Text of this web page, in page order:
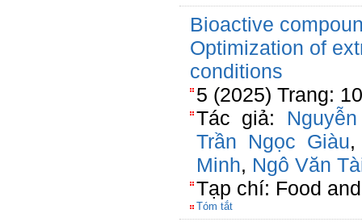
Bioactive
Optimization of
conditions
5 (2025) Trang:
Tác giả:
Trần Ngọc Giàu
Minh, Ngô Văn
Tạp chí: Food
Tóm tắt